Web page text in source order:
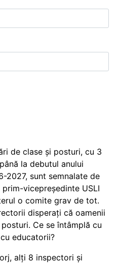
de clase și posturi, cu 3
la debutul anului
2027, sunt semnalate de
prim-vicepreședinte USLI
o comite grav de tot.
disperați că oamenii
Ce se întâmplă cu
educatorii?
alți 8 inspectori și